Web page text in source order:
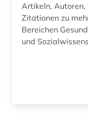
biochemie (9)
Artikeln,
Zitationen zu
Bereichen
und